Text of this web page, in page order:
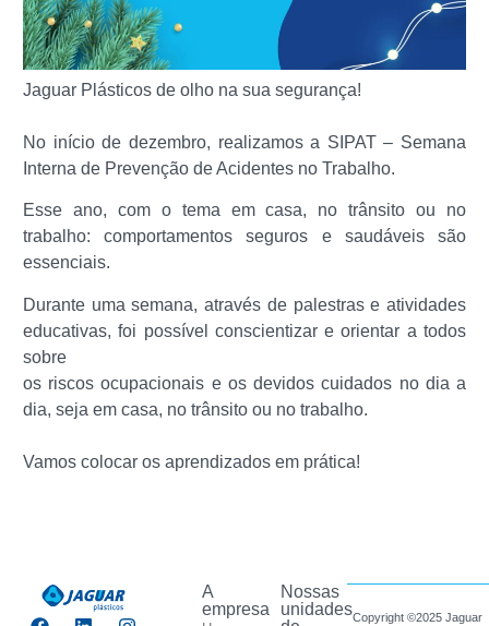
Jaguar Plásticos de olho na sua segurança!
No início de dezembro, realizamos a SIPAT – Semana
Interna de Prevenção de Acidentes no Trabalho.
Esse ano, com o tema em casa, no trânsito ou no
trabalho: comportamentos seguros e saudáveis são
essenciais.
Durante uma semana, através de palestras e atividades
educativas, foi possível conscientizar e orientar a todos
sobre
os riscos ocupacionais e os devidos cuidados no dia a
dia, seja em casa, no trânsito ou no trabalho.
Vamos colocar os aprendizados em prática!
A
empresa
Nossas
unidadesCopyright ©2025 Jaguar